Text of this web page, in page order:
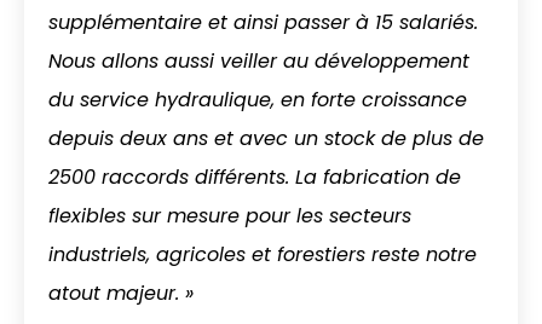
supplémentaire et ainsi passer à 15 salariés.
Nous allons aussi veiller au développement
du service hydraulique, en forte croissance
depuis deux ans et avec un stock de plus de
2500 raccords différents. La fabrication de
flexibles sur mesure pour les secteurs
industriels, agricoles et forestiers reste notre
atout majeur. »